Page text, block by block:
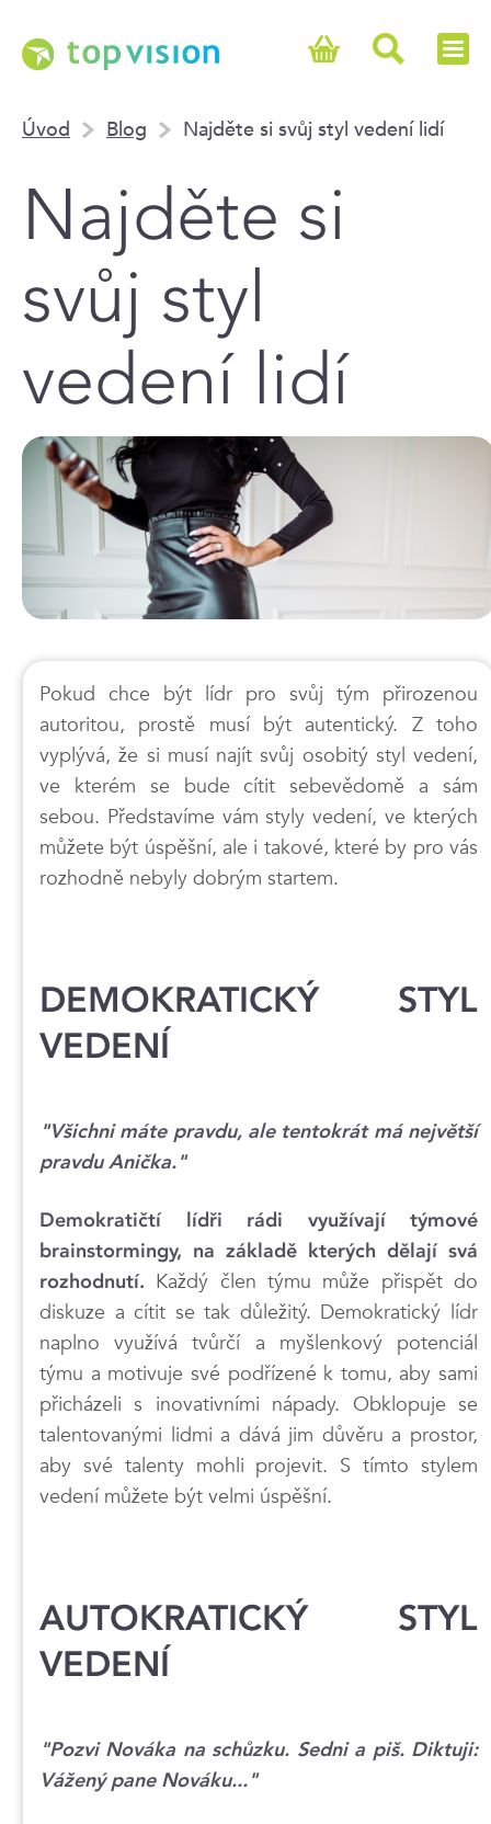
Úvod Blog Najděte si svůj styl vedení lidí
Najděte si
svůj styl
vedení lidí
Pokud chce být lídr pro svůj tým přirozenou
autoritou, prostě musí být autentický. Z toho
vyplývá, že si musí najít svůj osobitý styl vedení,
ve kterém se bude cítit sebevědomě a sám
sebou. Představíme vám styly vedení, ve kterých
můžete být úspěšní, ale i takové, které by pro vás
rozhodně nebyly dobrým startem.
DEMOKRATICKÝ STYL
VEDENÍ
"Všichni máte pravdu, ale tentokrát má největší
pravdu Anička."
Demokratičtí lídři rádi využívají týmové
brainstormingy, na základě kterých dělají svá
rozhodnutí. Každý člen týmu může přispět do
diskuze a cítit se tak důležitý. Demokratický lídr
naplno využívá tvůrčí a myšlenkový potenciál
týmu a motivuje své podřízené k tomu, aby sami
přicházeli s inovativními nápady. Obklopuje se
talentovanými lidmi a dává jim důvěru a prostor,
aby své talenty mohli projevit. S tímto stylem
vedení můžete být velmi úspěšní.
AUTOKRATICKÝ STYL
VEDENÍ
"Pozvi Nováka na schůzku. Sedni a piš. Diktuji:
Vážený pane Nováku..."